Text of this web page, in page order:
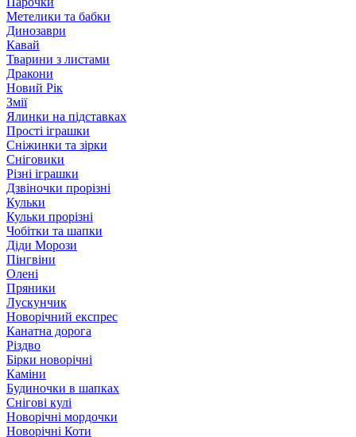
Метелики та бабки
Динозаври
Кавай
Тварини з листами
Дракони
Новий Рік
Змії
Ялинки на підставках
Прості іграшки
Сніжинки та зірки
Сніговики
Різні іграшки
Дзвіночки прорізні
Кульки
Кульки прорізні
Чобітки та шапки
Діди Морози
Пінгвіни
Олені
Пряники
Лускунчик
Новорічний експрес
Канатна дорога
Різдво
Бірки новорічні
Каміни
Будиночки в шапках
Снігові кулі
Новорічні мордочки
Новорічні Коти